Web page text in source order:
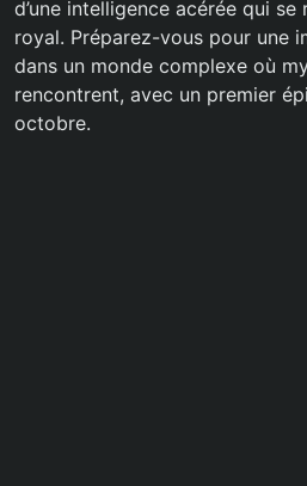
d’une intelligence acérée qui
royal. Préparez-vous pour une
dans un monde complexe où
rencontrent, avec un premier
octobre.